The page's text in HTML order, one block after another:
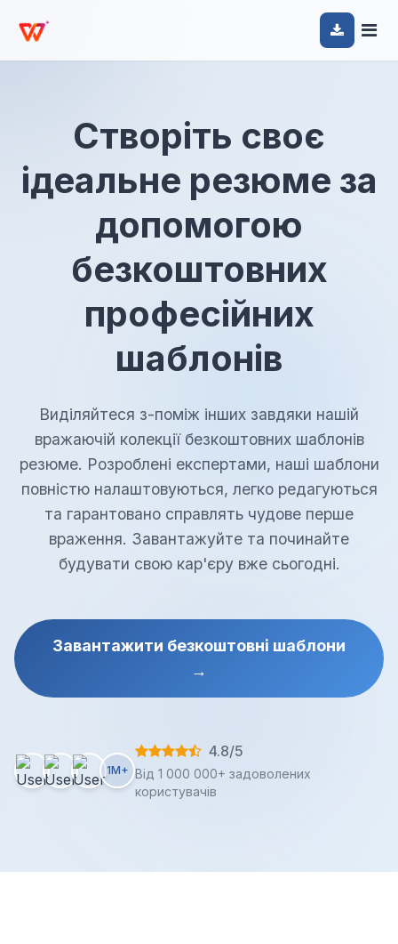
Створіть своє
ідеальне резюме за
допомогою
безкоштовних
професійних
шаблонів
Виділяйтеся з-поміж інших завдяки нашій
вражаючій колекції безкоштовних шаблонів
резюме. Розроблені експертами, наші шаблони
повністю налаштовуються, легко редагуються
та гарантовано справлять чудове перше
враження. Завантажуйте та починайте
будувати свою кар'єру вже сьогодні.
Завантажити безкоштовні шаблони
→
1M+
4.8/5
Від 1 000 000+ задоволених
користувачів